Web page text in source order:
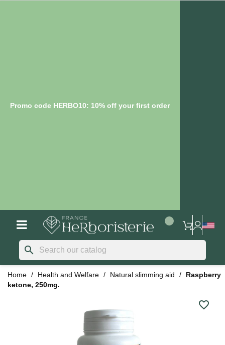
Promo code HERBO10: 10% off your first order
search
Home Health and Welfare Natural slimming aid
Raspberry
ketone, 250mg.
favorite_border